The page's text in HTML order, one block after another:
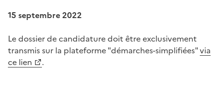
15 septembre 2022
Le dossier de candidature doit être exclusivement
transmis sur la plateforme "démarches-simplifiées"via
ce lien
.